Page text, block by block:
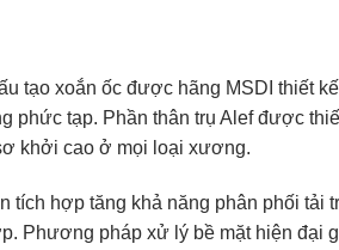
tạo xoắn ốc được hãng MSDI thiết
phức tạp. Phần thân trụ Alef được
khởi cao ở mọi loại xương.
tích hợp tăng khả năng phân phối tải
Phương pháp xử lý bề mặt hiện đại